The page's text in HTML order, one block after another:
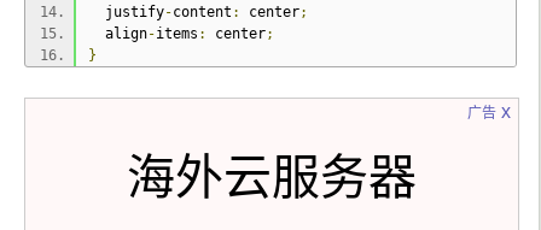
justify-content : center;
align-items : center;
}
广告
海外云服务器
x